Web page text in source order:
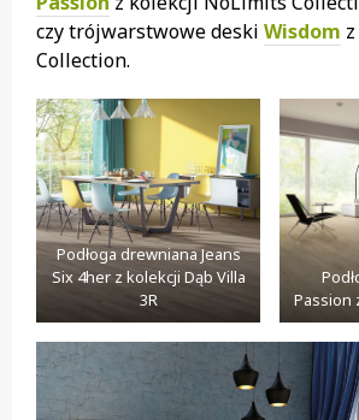
czy trójwarstwowe deski Wisdom
Collection.
Podłoga drewniana Jeans
Six 4her z kolekcji Dąb Villa
3R
Passion